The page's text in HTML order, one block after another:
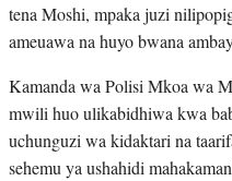
tena Moshi, mpaka juzi
ameuawa na huyo bwana
Kamanda wa Polisi Mkoa wa
mwili huo ulikabidhiwa kwa
uchunguzi wa kidaktari na
sehemu ya ushahidi